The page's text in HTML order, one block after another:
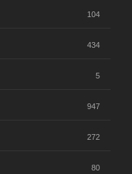
104
434
5
947
272
80